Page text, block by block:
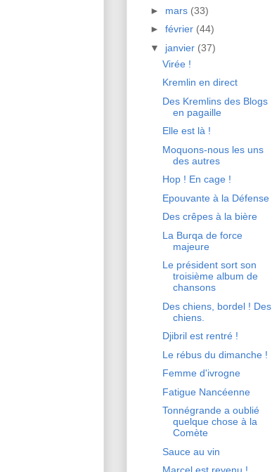
► mars (33)
► février (44)
▼ janvier (37)
Virée !
Kremlin en direct
Des Kremlins des Blogs
en pagaille
Elle est là !
Moquons-nous les uns
des autres
Hop ! En cage !
Epouvante à la Défense
Des crêpes à la bière
La Burqa de force
majeure
Le président sort son
troisième album de
chansons
Des chiens, bordel ! Des
chiens.
Djibril est rentré !
Le rébus du dimanche !
Femme d'ivrogne
Fatigue Nancéenne
Tonnégrande a oublié
quelque chose à la
Comète
Sauce au vin